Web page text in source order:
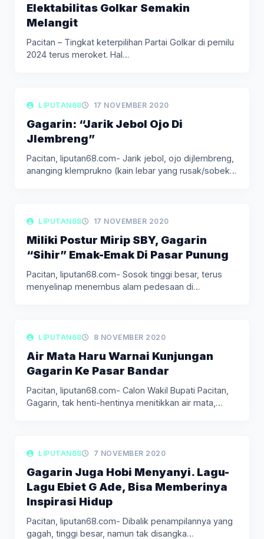
Elektabilitas Golkar Semakin
Melangit
Pacitan – Tingkat keterpilihan Partai Golkar di pemilu
2024 terus meroket. Hal…
LIPUTAN BERITA
LIPUTAN68 17 NOVEMBER 2020
Gagarin: “Jarik Jebol Ojo Di
Jlembreng”
Pacitan, liputan68.com- Jarik jebol, ojo dijlembreng,
ananging klemprukno (kain lebar yang rusak/sobek…
LIPUTAN BERITA
LIPUTAN68 17 NOVEMBER 2020
Miliki Postur Mirip SBY, Gagarin
“Sihir” Emak-Emak Di Pasar Punung
Pacitan, liputan68.com- Sosok tinggi besar, terus
menyelinap menembus alam pedesaan di
LIPUTAN BERITA
LIPUTAN68 8 NOVEMBER 2020
Air Mata Haru Warnai Kunjungan
Gagarin Ke Pasar Bandar
Pacitan, liputan68.com- Calon Wakil Bupati Pacitan,
Gagarin, tak henti-hentinya menitikkan air mata,…
LIPUTAN BERITA
LIPUTAN68 7 NOVEMBER 2020
Gagarin Juga Hobi Menyanyi. Lagu-
Lagu Ebiet G Ade, Bisa Memberinya
Inspirasi Hidup
Pacitan, liputan68.com- Dibalik penampilannya yang
gagah, tinggi besar, namun tak disangka